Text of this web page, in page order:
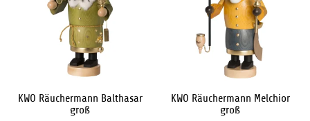
KWO Räuchermann Balthasar
groß
KWO Räuchermann Melchior
groß